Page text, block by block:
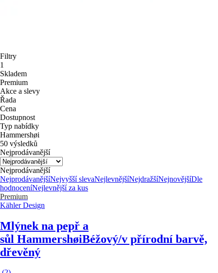
Filtry
1
Skladem
Premium
Akce a slevy
Řada
Cena
Dostupnost
Typ nabídky
Hammershøi
50 výsledků
Nejprodávanější
Nejprodávanější
NejprodávanějšíNejvyšší slevaNejlevnějšíNejdražšíNejnovějšíDle
hodnoceníNejlevnější za kus
Premium
Kähler Design
Mlýnek na pepř a
sůl HammershøiBéžový/v přírodní barvě,
dřevěný